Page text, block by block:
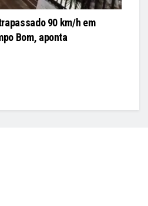
90 km/h em
Bom, aponta